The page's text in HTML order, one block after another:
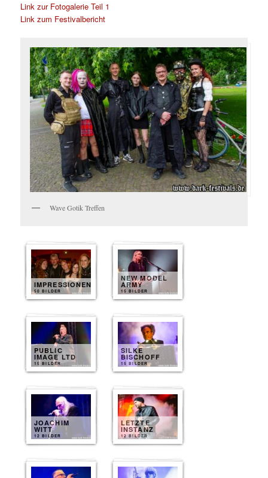
Link zur Fotogalerie Teil 1
Link zum Festivalbericht
Wave Gotik Treffen
IMPRESSIONEN
50 BILDER
NEW MODEL
ARMY
15 BILDER
PUBLIC
IMAGE LTD
15 BILDER
SILKE
BISCHOFF
15 BILDER
JOACHIM
WITT
12 BILDER
LETZTE
INSTANZ
12 BILDER